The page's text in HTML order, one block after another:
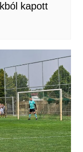
kapott